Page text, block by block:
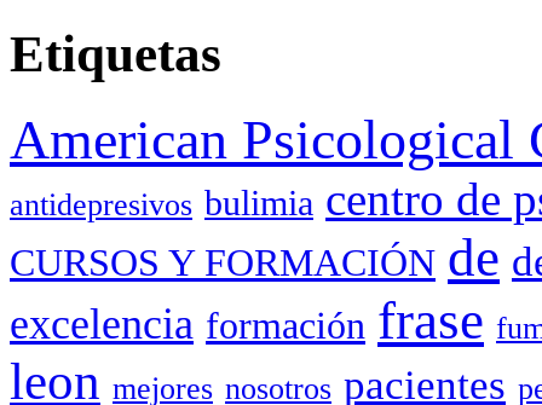
Etiquetas
American Psicological
antidepresivos bulimia centro de
CURSOS Y FORMACIÓN de
excelencia formación frase
leon mejores nosotros pacientes